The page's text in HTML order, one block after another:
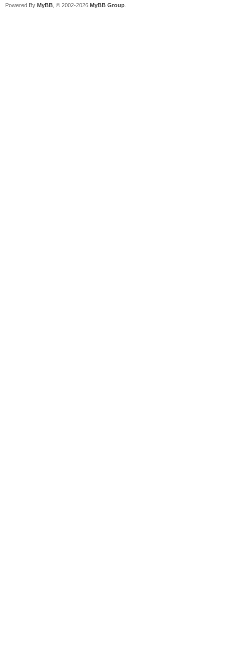
Powered By MyBB , © 2002-2026 MyBB Group